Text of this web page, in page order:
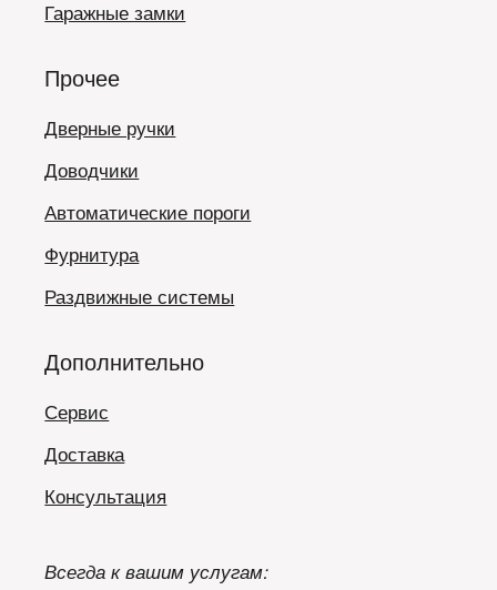
Гаражные замки
Прочее
Дверные ручки
Доводчики
Автоматические пороги
Фурнитура
Раздвижные системы
Дополнительно
Сервис
Доставка
Консультация
Всегда к вашим услугам: